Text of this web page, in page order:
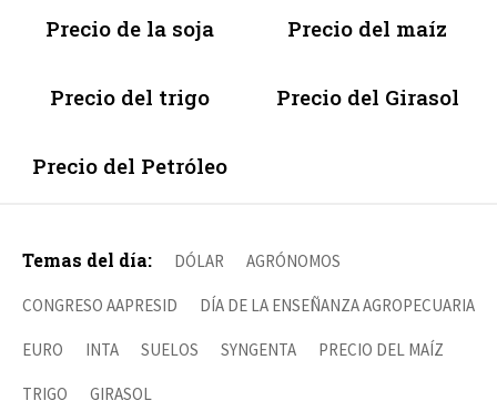
Precio de la soja Precio del maíz
Precio del trigo Precio del Girasol
Precio del Petróleo
Temas del día: DÓLAR AGRÓNOMOS
CONGRESO AAPRESID DÍA DE LA ENSEÑANZA AGROPECUARIA
EURO INTA SUELOS SYNGENTA PRECIO DEL MAÍZ
TRIGO GIRASOL